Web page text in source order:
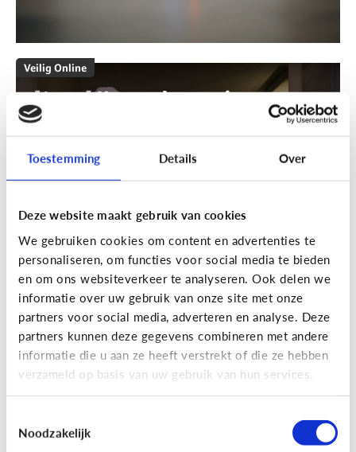
Toestemming Details Over
Deze website maakt gebruik van cookies
We gebruiken cookies om content en advertenties te
personaliseren, om functies voor social media te bieden
en om ons websiteverkeer te analyseren. Ook delen we
informatie over uw gebruik van onze site met onze
partners voor social media, adverteren en analyse. Deze
partners kunnen deze gegevens combineren met andere
informatie die u aan ze heeft verstrekt of die ze hebben
verzameld op basis van uw gebruik van hun services.
Noodzakelijk
Veilig Online
[Actua]Hoe snel geven jongeren
hun bankkaart in ruil voor geld?
En wat zijn 'geldezels'?
[Hoe werkt het?]Locatiegegevens
delen via de smartphone